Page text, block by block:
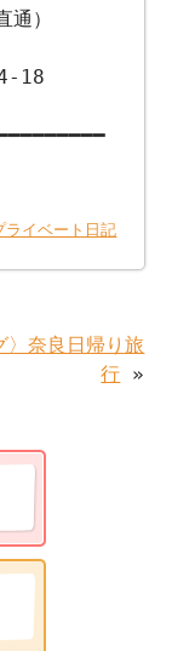
）
18
ライベート日記
〉奈良日帰り旅
行 »